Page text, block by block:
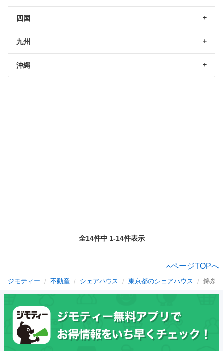
四国
九州
沖縄
全14件中 1-14件表示
ページTOPへ
ジモティー 不動産 シェアハウス 東京都のシェアハウス 錦糸